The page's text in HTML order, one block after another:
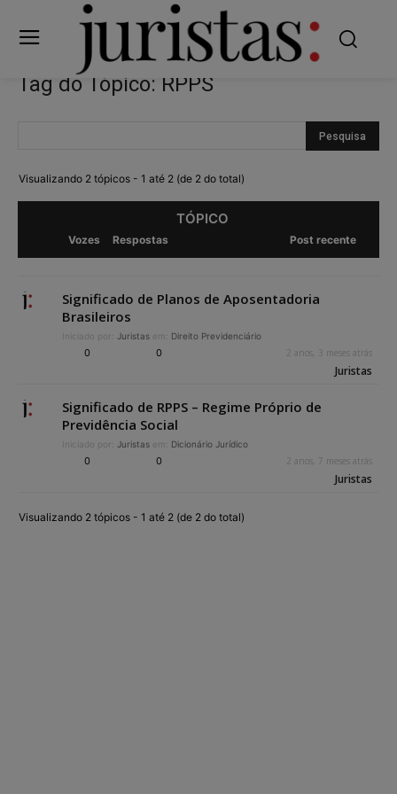
Tag do Tópico: RPPS
Visualizando 2 tópicos - 1 até 2 (de 2 do total)
TÓPICO
Vozes Respostas Post recente
Significado de Planos de Aposentadoria
Brasileiros
Iniciado por: Juristas em: Direito Previdenciário
0 0 2 anos, 3 meses atrás
Juristas
Significado de RPPS – Regime Próprio de
Previdência Social
Iniciado por: Juristas em: Dicionário Jurídico
0 0 2 anos, 7 meses atrás
Juristas
Visualizando 2 tópicos - 1 até 2 (de 2 do total)